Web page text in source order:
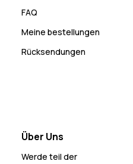
FAQ
Meine bestellungen
Rücksendungen
Über Uns
Werde teil der